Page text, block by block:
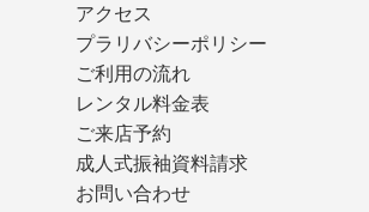
アクセス
プラリバシーポリシー
ご利用の流れ
レンタル料金表
ご来店予約
成人式振袖資料請求
お問い合わせ